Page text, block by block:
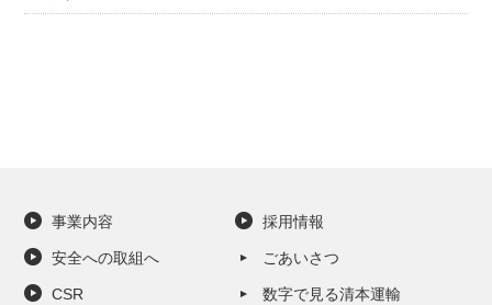
事業内容
安全への取組へ
CSR
採用情報
ごあいさつ
数字で見る清本運輸